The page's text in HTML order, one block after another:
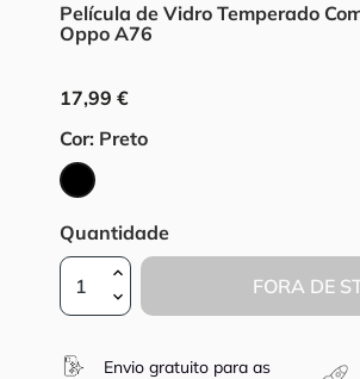
Película de Vidro Temperado
Oppo A76
17,99 €
Cor: Preto
Preto
Quantidade
FORA DE
Envio gratuito para as